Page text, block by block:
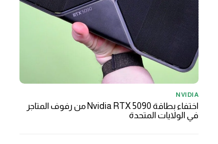
NVIDIA
اختفاء بطاقة Nvidia RTX 5090 من رفوف المتاجر
في الولايات المتحدة